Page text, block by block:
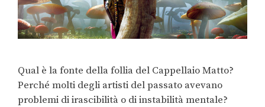
Qual è la fonte della follia del Cappellaio Matto?
Perché molti degli artisti del passato avevano
problemi di irascibilità o di instabilità mentale?